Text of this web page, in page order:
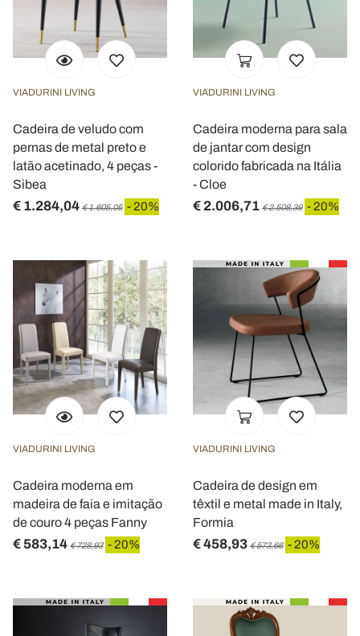
VIADURINI LIVING
Cadeira de veludo com
pernas de metal preto e
latão acetinado, 4 peças -
Sibea
€ 1.284,04 € 1.605,05 - 20%
VIADURINI LIVING
Cadeira moderna para sala
de jantar com design
colorido fabricada na Itália
- Cloe
€ 2.006,71 € 2.508,39 - 20%
VIADURINI LIVING
Cadeira moderna em
madeira de faia e imitação
de couro 4 peças Fanny
€ 583,14 € 728,93 - 20%
VIADURINI LIVING
Cadeira de design em
têxtil e metal made in Italy,
Formia
€ 458,93 € 573,66 - 20%